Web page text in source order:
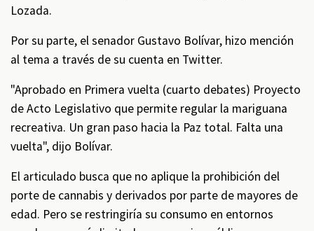
Lozada.
Por su parte, el senador Gustavo Bolívar, hizo mención
al tema a través de su cuenta en Twitter.
"Aprobado en Primera vuelta (cuarto debates) Proyecto
de Acto Legislativo que permite regular la mariguana
recreativa. Un gran paso hacia la Paz total. Falta una
vuelta", dijo Bolívar.
El articulado busca que no aplique la prohibición del
porte de cannabis y derivados por parte de mayores de
edad. Pero se restringiría su consumo en entornos